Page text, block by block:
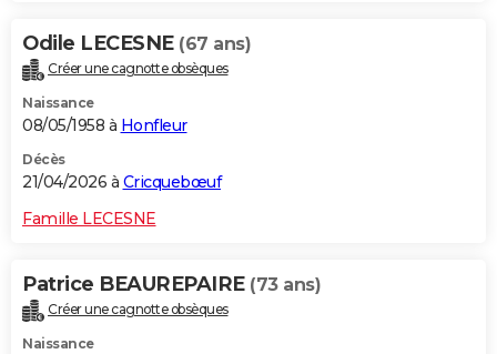
Odile LECESNE (67 ans)
Créer une cagnotte obsèques
Naissance
08/05/1958 à Honfleur
Décès
21/04/2026 à Cricquebœuf
Famille LECESNE
Patrice BEAUREPAIRE (73 ans)
Créer une cagnotte obsèques
Naissance